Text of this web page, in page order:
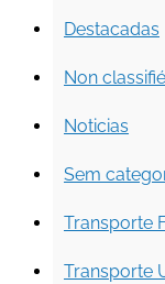
Destacadas
Non
Noticias
Sem
Transporte
Transporte